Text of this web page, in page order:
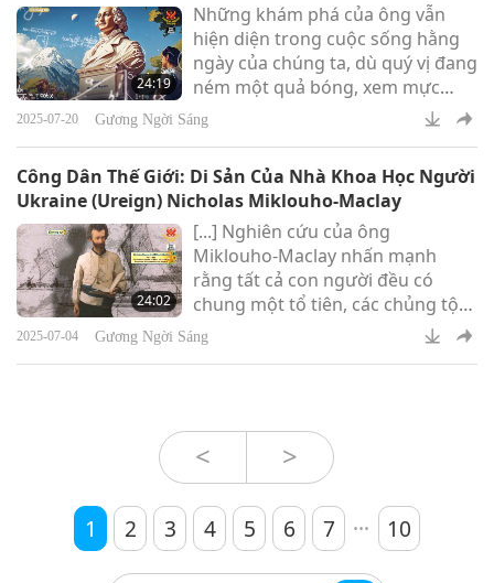
from the Sun to receive the
proper amounts of heat and light.
This did not happen by chance.”
Newton’s exte
24:19
Những khám phá của ông vẫn
hiện diện trong cuộc sống hằng
ngày của chúng ta, dù quý vị đang
ném một quả bóng, xem mực
nước thủy triều, hay ngước nhìn
những vì sao.
2025-07-20 Gương Ngời Sáng
Công Dân Thế Giới: Di ​​Sản Của Nhà Khoa Học Người
Ukraine (Ureign) Nicholas Miklouho-Maclay
24:02
[...] Nghiên cứu của ông
Miklouho-Maclay nhấn mạnh
rằng tất cả con người đều có
chung một tổ tiên, các chủng tộc
khác nhau không tạo thành các
loài riêng biệt và không có chủng
gia đình loài người.
2025-07-04 Gương Ngời Sáng
< >
1 2 3 4 5 6 7 ... 10